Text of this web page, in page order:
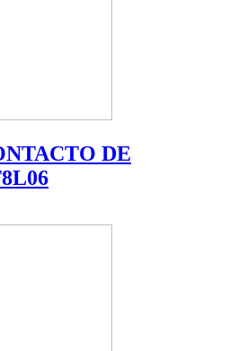
DE